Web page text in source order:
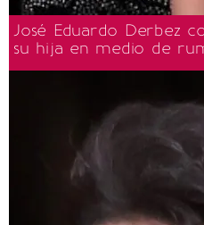
José Eduardo Derbez
su hija en medio de